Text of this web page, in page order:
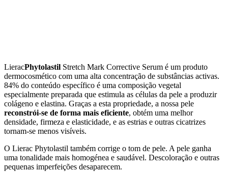
LieracPhytolastil Stretch Mark Corrective Serum é um produto
dermocosmético com uma alta concentração de substâncias activas.
84% do conteúdo específico é uma composição vegetal
especialmente preparada que estimula as células da pele a produzir
colágeno e elastina. Graças a esta propriedade, a nossa pele
reconstrói-se de forma mais eficiente, obtém uma melhor
densidade, firmeza e elasticidade, e as estrias e outras cicatrizes
tornam-se menos visíveis.
O Lierac Phytolastil também corrige o tom de pele. A pele ganha
uma tonalidade mais homogénea e saudável. Descoloração e outras
pequenas imperfeições desaparecem.